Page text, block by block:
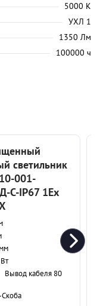
5000 K
УХЛ 1
1350 Лм
100000 ч
светильник
001-
С-IP67 1Ex
Вывод кабеля 80